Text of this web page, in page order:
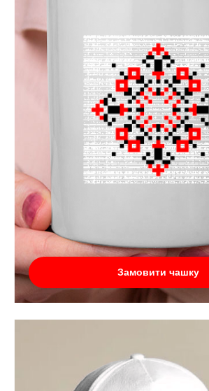
Замовити чашку